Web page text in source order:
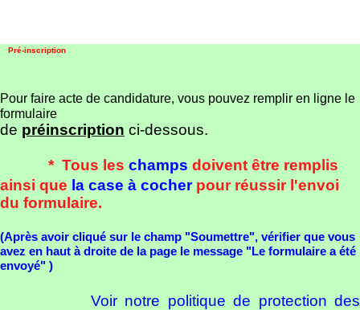
Pré-inscription
Pour faire acte de candidature, vous pouvez remplir en ligne le
formulaire
de préinscription ci-dessous.
* Tous les champs doivent être remplis
ainsi que la case à cocherpour réussir l'envoi
du formulaire.
(Après avoir cliqué sur le champ "Soumettre", vérifier que vous
avez en haut à droite de la page le message "Le formulaire a été
envoyé" )
Voir notre politique de protection des